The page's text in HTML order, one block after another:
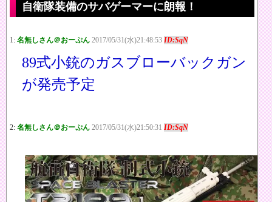
自衛隊装備のサバゲーマーに朗報！
1: 名無しさん＠おーぷん 2017/05/31(水)21:48:53 ID:SqN
89式小銃のガスブローバックガン
が発売予定
2: 名無しさん＠おーぷん 2017/05/31(水)21:50:31 ID:SqN